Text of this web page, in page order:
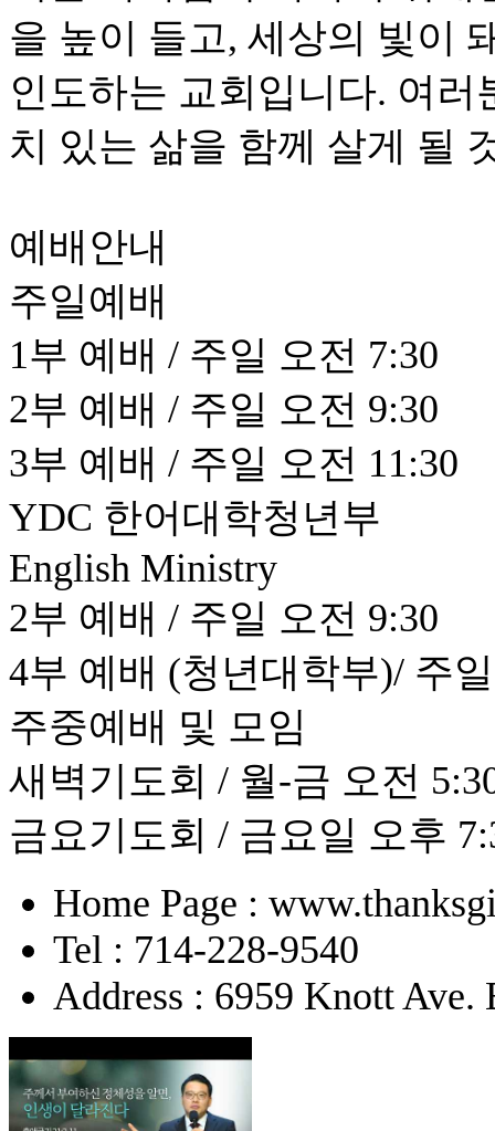
을 높이 들고, 세상의 빛이
인도하는 교회입니다. 여
치 있는 삶을 함께 살게 될
예배안내
주일예배
1부 예배 / 주일 오전 7:30
2부 예배 / 주일 오전 9:30
3부 예배 / 주일 오전 11:30
YDC 한어대학청년부
English Ministry
2부 예배 / 주일 오전 9:30
4부 예배 (청년대학부)/ 주
주중예배 및 모임
새벽기도회 / 월-금 오전
금요기도회 / 금요일 오후
Home Page :
Tel : 714-228-9540
Address : 6959 Knott Ave.